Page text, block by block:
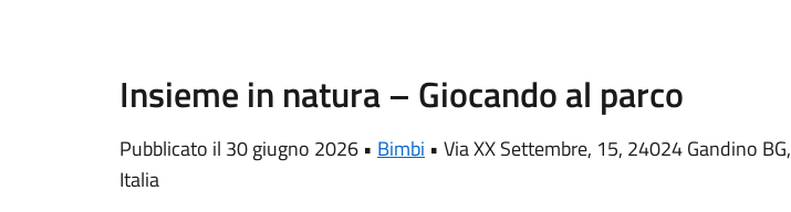
Insieme in natura – Giocando al parco
Pubblicato il 30 giugno 2026 • Bimbi • Via XX Settembre, 15, 24024 Gandino BG,
Italia